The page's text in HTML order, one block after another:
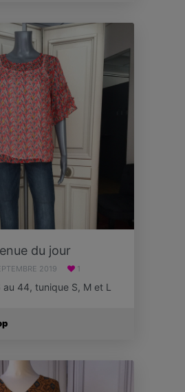
du jour
2019 1
44, tunique S, M et L